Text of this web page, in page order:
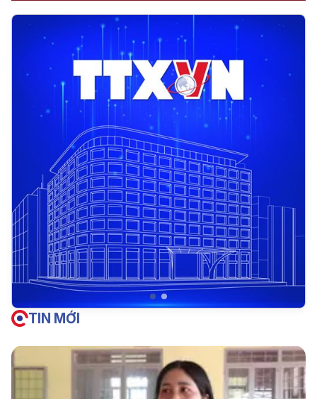
TIN MỚI